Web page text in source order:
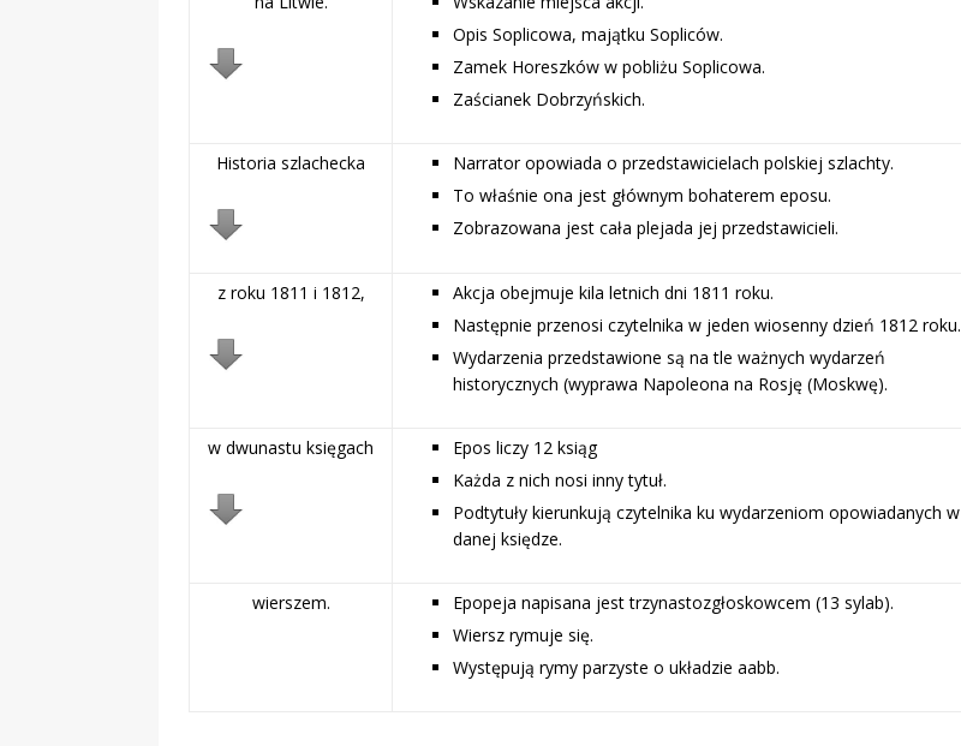
Opis Soplicowa, majątku Sopliców.
Zamek Horeszków w pobliżu Soplicowa.
Zaścianek Dobrzyńskich.
Historia szlachecka
Narrator opowiada o przedstawicielach polskiej szlachty.
To właśnie ona jest głównym bohaterem eposu.
Zobrazowana jest cała plejada jej przedstawicieli.
z roku 1811 i 1812,
Akcja obejmuje kila letnich dni 1811 roku.
Następnie przenosi czytelnika w jeden wiosenny dzień 1812 roku.
Wydarzenia przedstawione są na tle ważnych wydarzeń
historycznych (wyprawa Napoleona na Rosję (Moskwę).
w dwunastu księgach
Epos liczy 12 ksiąg
Każda z nich nosi inny tytuł.
Podtytuły kierunkują czytelnika ku wydarzeniom opowiadanych w
danej księdze.
wierszem.
Epopeja napisana jest trzynastozgłoskowcem (13 sylab).
Wiersz rymuje się.
Występują rymy parzyste o układzie aabb.